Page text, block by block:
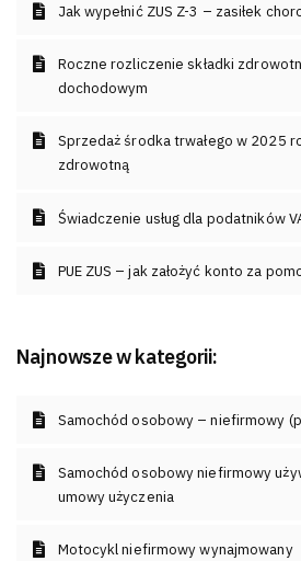
Jak wypełnić ZUS Z-3 – zasiłek
Roczne rozliczenie składki
dochodowym
Sprzedaż środka trwałego w 2025
zdrowotną
Świadczenie usług dla podatników
PUE ZUS – jak założyć konto za
Najnowsze w kategorii:
Samochód osobowy – niefirmowy
Samochód osobowy niefirmowy
umowy użyczenia
Motocykl niefirmowy wynajmowany